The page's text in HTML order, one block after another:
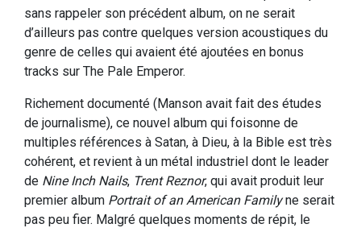
sans rappeler son précédent album, on ne serait
d’ailleurs pas contre quelques version acoustiques du
genre de celles qui avaient été ajoutées en bonus
tracks sur The Pale Emperor.
Richement documenté (Manson avait fait des études
de journalisme), ce nouvel album qui foisonne de
multiples références à Satan, à Dieu, à la Bible est très
cohérent, et revient à un métal industriel dont le leader
de Nine Inch Nails, Trent Reznor, qui avait produit leur
premier album Portrait of an American Familyne serait
pas peu fier. Malgré quelques moments de répit, le